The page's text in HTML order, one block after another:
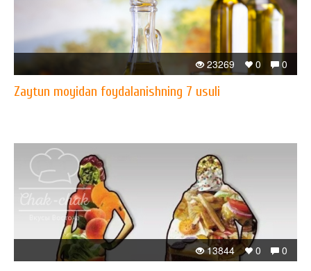
0
0
23269
Zaytun moyidan foydalanishning 7 usuli
0
0
13844